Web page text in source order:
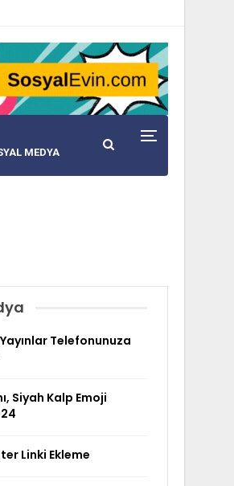
MEDYA
Telefonunuza
Siyah Kalp Emoji
Linki Ekleme